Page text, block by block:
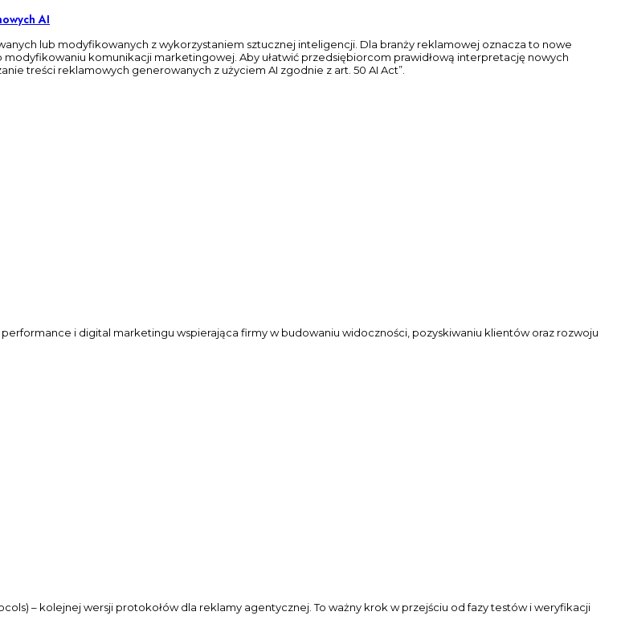
AI
lub modyfikowanych z wykorzystaniem sztucznej inteligencji. Dla branży reklamowej oznacza to nowe
komunikacji marketingowej. Aby ułatwić przedsiębiorcom prawidłową interpretację nowych
treści reklamowych generowanych z użyciem AI zgodnie z art. 50 AI Act”.
i digital marketingu wspierająca firmy w budowaniu widoczności, pozyskiwaniu klientów oraz rozwoju
– kolejnej wersji protokołów dla reklamy agentycznej. To ważny krok w przejściu od fazy testów i weryfikacji